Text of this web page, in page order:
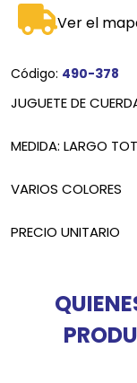
Ver el
Código: 490-378
JUGUETE DE
MEDIDA: LARGO
VARIOS COLORES
PRECIO UNITARIO